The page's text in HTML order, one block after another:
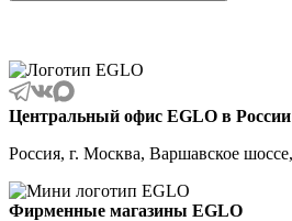
ALCUDIA
ALDERNEY
ALMANZORA
ALMEIDA
ALMEIDA 2
ALMONTE
ALMUDAINA
ALOBRASE
Центральный офис EGLO в России
Россия, г. Москва, Варшавское
Фирменные магазины EGLO